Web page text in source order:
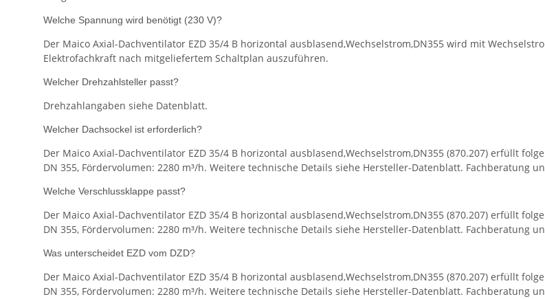
Welche Spannung wird benötigt (230 V)?
Der Maico Axial-Dachventilator EZD 35/4 B horizontal ausblasend,Wechselstrom,DN355 wird mit
Elektrofachkraft nach mitgeliefertem Schaltplan auszuführen.
Welcher Drehzahlsteller passt?
Drehzahlangaben siehe Datenblatt.
Welcher Dachsockel ist erforderlich?
Der Maico Axial-Dachventilator EZD 35/4 B horizontal ausblasend,Wechselstrom,DN355 (870.207) erfüllt
DN 355, Fördervolumen: 2280 m³/h. Weitere technische Details siehe Hersteller-Datenblatt. Fachberatung
Welche Verschlussklappe passt?
Der Maico Axial-Dachventilator EZD 35/4 B horizontal ausblasend,Wechselstrom,DN355 (870.207) erfüllt
DN 355, Fördervolumen: 2280 m³/h. Weitere technische Details siehe Hersteller-Datenblatt. Fachberatung
Was unterscheidet EZD vom DZD?
Der Maico Axial-Dachventilator EZD 35/4 B horizontal ausblasend,Wechselstrom,DN355 (870.207) erfüllt
DN 355, Fördervolumen: 2280 m³/h. Weitere technische Details siehe Hersteller-Datenblatt. Fachberatung